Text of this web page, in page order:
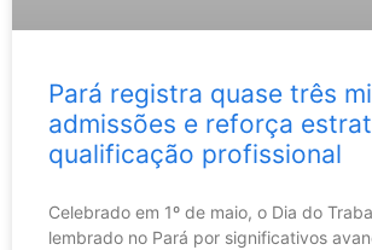
Pará registra quase três
admissões e reforça
qualificação profissional
Celebrado em 1º de maio, o Dia do
lembrado no Pará por significativos